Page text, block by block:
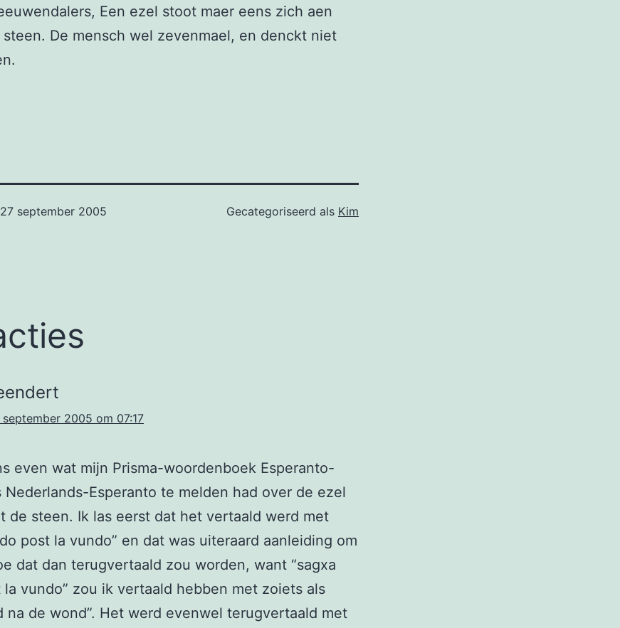
Een ezel stoot maer eens zich aen
De mensch wel zevenmael, en denckt niet
27 september 2005
Gecategoriseerd als Kim
september 2005 om 07:17
even wat mijn Prisma-woordenboek Esperanto-
Nederlands-Esperanto te melden had over de ezel
de steen. Ik las eerst dat het vertaald werd met
post la vundo” en dat was uiteraard aanleiding om
dat dan terugvertaald zou worden, want “sagxa
la vundo” zou ik vertaald hebben met zoiets als
na de wond”. Het werd evenwel terugvertaald met